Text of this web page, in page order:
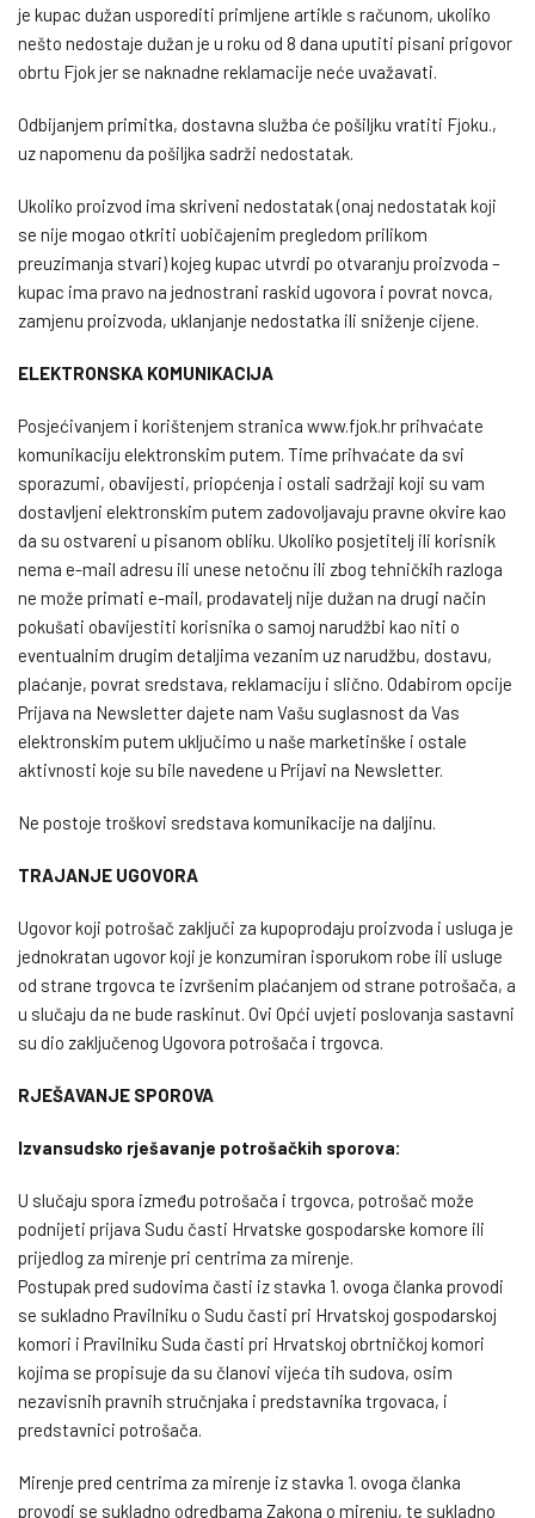
je kupac dužan usporediti primljene artikle s računom, ukoliko
nešto nedostaje dužan je u roku od 8 dana uputiti pisani prigovor
obrtu Fjok jer se naknadne reklamacije neće uvažavati.
Odbijanjem primitka, dostavna služba će pošiljku vratiti Fjoku.,
uz napomenu da pošiljka sadrži nedostatak.
Ukoliko proizvod ima skriveni nedostatak (onaj nedostatak koji
se nije mogao otkriti uobičajenim pregledom prilikom
preuzimanja stvari) kojeg kupac utvrdi po otvaranju proizvoda –
kupac ima pravo na jednostrani raskid ugovora i povrat novca,
zamjenu proizvoda, uklanjanje nedostatka ili sniženje cijene.
ELEKTRONSKA KOMUNIKACIJA
Posjećivanjem i korištenjem stranica www.fjok.hr prihvaćate
komunikaciju elektronskim putem. Time prihvaćate da svi
sporazumi, obavijesti, priopćenja i ostali sadržaji koji su vam
dostavljeni elektronskim putem zadovoljavaju pravne okvire kao
da su ostvareni u pisanom obliku. Ukoliko posjetitelj ili korisnik
nema e-mail adresu ili unese netočnu ili zbog tehničkih razloga
ne može primati e-mail, prodavatelj nije dužan na drugi način
pokušati obavijestiti korisnika o samoj narudžbi kao niti o
eventualnim drugim detaljima vezanim uz narudžbu, dostavu,
plaćanje, povrat sredstava, reklamaciju i slično. Odabirom opcije
Prijava na Newsletter dajete nam Vašu suglasnost da Vas
elektronskim putem uključimo u naše marketinške i ostale
aktivnosti koje su bile navedene u Prijavi na Newsletter.
Ne postoje troškovi sredstava komunikacije na daljinu.
TRAJANJE UGOVORA
Ugovor koji potrošač zaključi za kupoprodaju proizvoda i usluga je
jednokratan ugovor koji je konzumiran isporukom robe ili usluge
od strane trgovca te izvršenim plaćanjem od strane potrošača, a
u slučaju da ne bude raskinut. Ovi Opći uvjeti poslovanja sastavni
su dio zaključenog Ugovora potrošača i trgovca.
RJEŠAVANJE SPOROVA
Izvansudsko rješavanje potrošačkih sporova:
U slučaju spora između potrošača i trgovca, potrošač može
podnijeti prijava Sudu časti Hrvatske gospodarske komore ili
prijedlog za mirenje pri centrima za mirenje.
Postupak pred sudovima časti iz stavka 1. ovoga članka provodi
se sukladno Pravilniku o Sudu časti pri Hrvatskoj gospodarskoj
komori i Pravilniku Suda časti pri Hrvatskoj obrtničkoj komori
kojima se propisuje da su članovi vijeća tih sudova, osim
nezavisnih pravnih stručnjaka i predstavnika trgovaca, i
predstavnici potrošača.
Mirenje pred centrima za mirenje iz stavka 1. ovoga članka
provodi se sukladno odredbama Zakona o mirenju, te sukladno